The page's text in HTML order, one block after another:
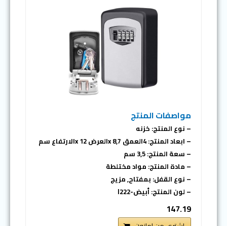
مواصفات المنتج
– نوع المنتج: خزنه
– ابعاد المنتج: 4العمق x 8,7العرض x 12الارتفاع سم
– سعة المنتج: 3,5 سم
– مادة المنتج: مواد مختلطة
– نوع القفل: بمفتاح, مزيج
– لون المنتج: أبيض-l222
147.19